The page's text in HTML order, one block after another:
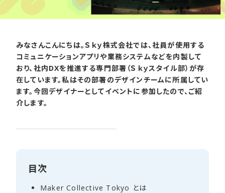
みなさんこんにちは。Ｓｋｙ株式会社では、社員が使用する
コミュニケーションアプリや業務システムなどを内製して
おり、社内DXを推進する専門部署（Ｓｋｙスタイル部）が存
在しています。私はその部署のデザインチームに所属してい
ます。今回デザイナーとしてイベントに参加したので、ご紹
介します。
目次
Maker Collective Tokyo とは